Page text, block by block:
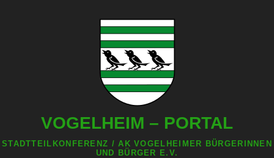
VOGELHEIM – PORTAL
STADTTEILKONFERENZ / AK VOGELHEIMER BÜRGERINNEN
UND BÜRGER E.V.